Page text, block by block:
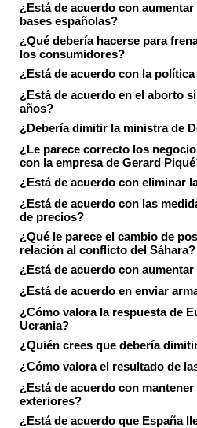
¿Está de acuerdo con
bases españolas?
¿Qué debería hacerse para
los consumidores?
¿Está de acuerdo con la
¿Está de acuerdo en el aborto
años?
¿Debería dimitir la ministra de
¿Le parece correcto los
con la empresa de Gerard
¿Está de acuerdo con eliminar
¿Está de acuerdo con las
de precios?
¿Qué le parece el cambio de
relación al conflicto del Sáhara?
¿Está de acuerdo con
¿Está de acuerdo en enviar
¿Cómo valora la respuesta de
Ucrania?
¿Quién crees que debería
¿Cómo valora el resultado de
¿Está de acuerdo con
exteriores?
¿Está de acuerdo que España